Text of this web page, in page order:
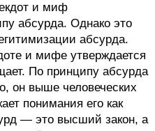
и миф
абсурда. Однако это
абсурда.
и мифе утверждается
По принципу абсурда
он выше человеческих
понимания его как
— это высший закон, а